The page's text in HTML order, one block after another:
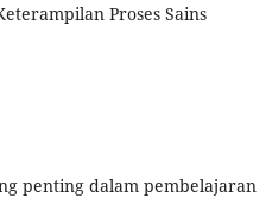
Proses Sains
penting dalam pembelajaran